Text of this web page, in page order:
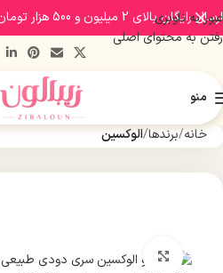
عبور به ناوبری
رفتن به محتوای اصلی
منو
خانه برندها الوکسین
بزرگنمایی تصویر
ارسال رایگان بالای 2 میلیون و 500 هزار تومان (تا 5 کیلوگرم)